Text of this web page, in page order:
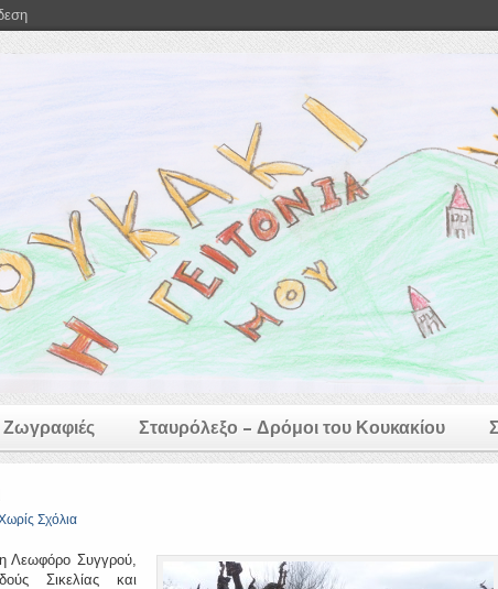
Ζωγραφιές Σταυρόλεξο – Δρόμοι του Κουκακίου
Σχόλια
Λεωφόρο Συγγρού,
Σικελίας και